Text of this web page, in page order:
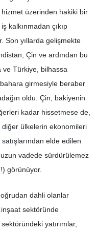
üzerinden hakiki bir
kalkınmadan çıkıp
Son yıllarda gelişmekte
Çin ve ardından bu
ve Türkiye, bilhassa
girmesiyle beraber
oldu. Çin, bakiyenin
kadar hissetmese de,
diğer ülkelerin ekonomileri
elde edilen
uzun vadede sürdürülemez
görünüyor.
dahli olanlar
inşaat sektöründe
yatırımlar,